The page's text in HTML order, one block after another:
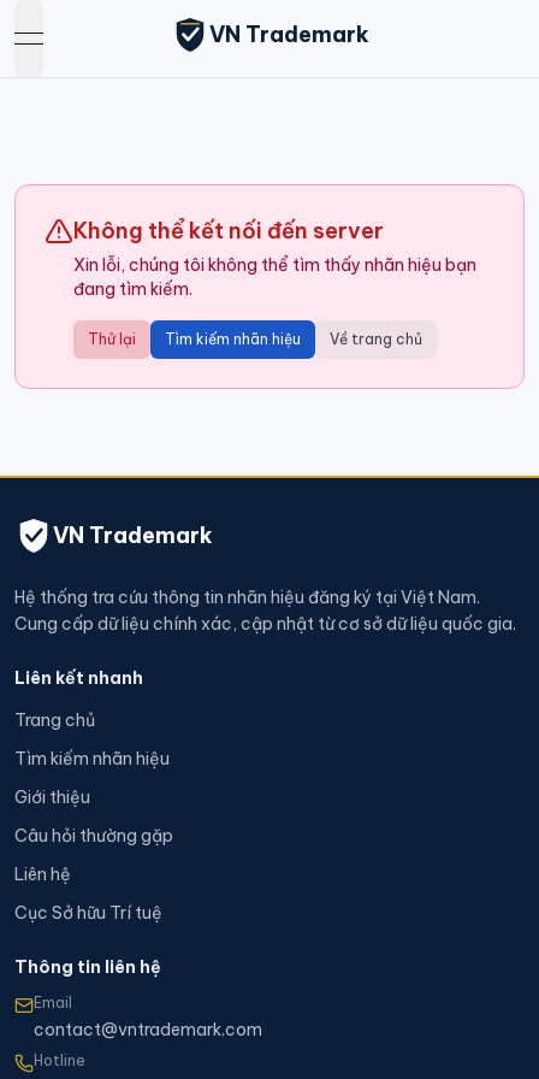
open navigation menu
VN Trademark
Không thể kết nối đến server
Xin lỗi, chúng tôi không thể tìm thấy nhãn hiệu bạn
đang tìm kiếm.
Thử lại Tìm kiếm nhãn hiệu Về trang chủ
VN Trademark
Hệ thống tra cứu thông tin nhãn hiệu đăng ký tại Việt Nam.
Cung cấp dữ liệu chính xác, cập nhật từ cơ sở dữ liệu quốc gia.
Liên kết nhanh
Trang chủ
Tìm kiếm nhãn hiệu
Giới thiệu
Câu hỏi thường gặp
Liên hệ
Cục Sở hữu Trí tuệ
Thông tin liên hệ
Email
contact@vntrademark.com
Hotline